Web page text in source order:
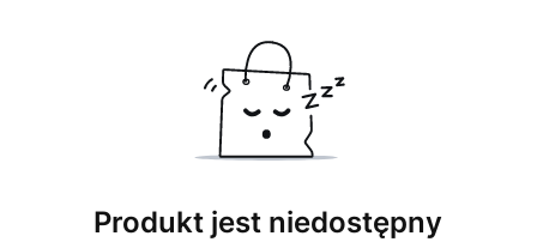
Produkt jest niedostępny